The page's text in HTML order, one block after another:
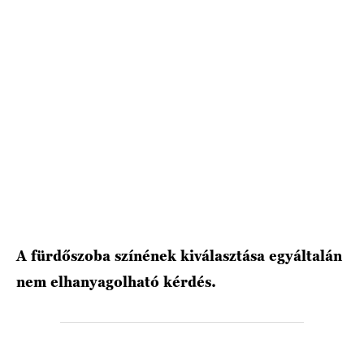
A fürdőszoba színének kiválasztása egyáltalán
nem elhanyagolható kérdés.